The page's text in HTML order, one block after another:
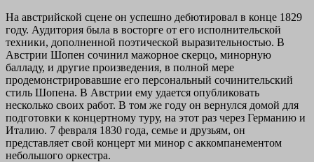
На австрийской сцене он успешно дебютировал в конце 1829
году. Аудитория была в восторге от его исполнительской
техники, дополненной поэтической выразительностью. В
Австрии Шопен сочинил мажорное скерцо, минорную
балладу, и другие произведения, в полной мере
продемонстрировавшие его персональный сочинительский
стиль Шопена. В Австрии ему удается опубликовать
несколько своих работ. В том же году он вернулся домой для
подготовки к концертному туру, на этот раз через Германию и
Италию. 7 февраля 1830 года, семье и друзьям, он
представляет свой концерт ми минор с аккомпанементом
небольшого оркестра.